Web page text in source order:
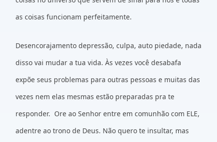
as coisas funcionam perfeitamente.
Desencorajamento depressão, culpa, auto piedade, nada
disso vai mudar a tua vida. Às vezes você desabafa
expõe seus problemas para outras pessoas e muitas das
vezes nem elas mesmas estão preparadas pra te
responder. Ore ao Senhor entre em comunhão com ELE,
adentre ao trono de Deus. Não quero te insultar, mas